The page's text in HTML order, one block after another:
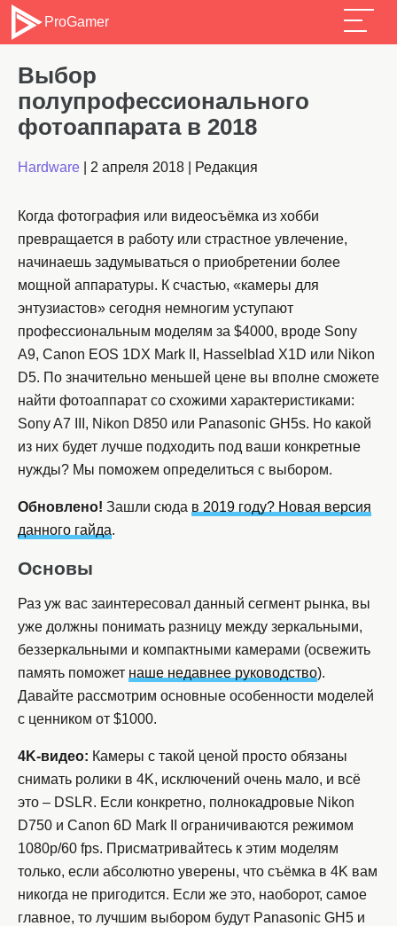
ProGamer
Выбор
полупрофессионального
фотоаппарата в 2018
Hardware 2 апреля 2018 Редакция
Когда фотография или видеосъёмка из хобби
превращается в работу или страстное увлечение,
начинаешь задумываться о приобретении более
мощной аппаратуры. К счастью, «камеры для
энтузиастов» сегодня немногим уступают
профессиональным моделям за $4000, вроде Sony
A9, Canon EOS 1DX Mark II, Hasselblad X1D или Nikon
D5. По значительно меньшей цене вы вполне сможете
найти фотоаппарат со схожими характеристиками:
Sony A7 III, Nikon D850 или Panasonic GH5s. Но какой
из них будет лучше подходить под ваши конкретные
нужды? Мы поможем определиться с выбором.
Обновлено! Зашли сюда в 2019 году? Новая версия
данного гайда.
Основы
Раз уж вас заинтересовал данный сегмент рынка, вы
уже должны понимать разницу между зеркальными,
беззеркальными и компактными камерами (освежить
память поможет наше недавнее руководство).
Давайте рассмотрим основные особенности моделей
с ценником от $1000.
4K-видео: Камеры с такой ценой просто обязаны
снимать ролики в 4K, исключений очень мало, и всё
это – DSLR. Если конкретно, полнокадровые Nikon
D750 и Canon 6D Mark II ограничиваются режимом
1080p/60 fps. Присматривайтесь к этим моделям
только, если абсолютно уверены, что съёмка в 4K вам
никогда не пригодится. Если же это, наоборот, самое
главное, то лучшим выбором будут Panasonic GH5 и